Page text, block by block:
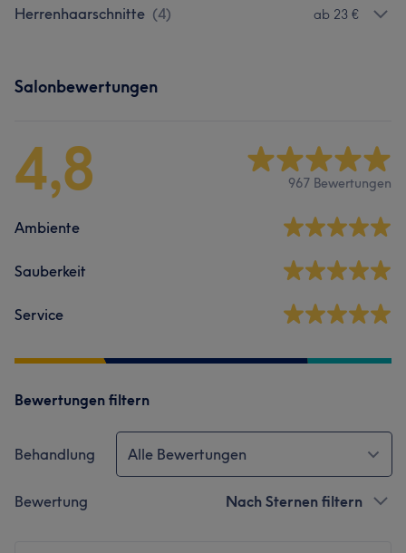
Herrenhaarschnitte (4) ab 23 €
Salonbewertungen
4,8 967 Bewertungen
Ambiente
Sauberkeit
Service
Bewertungen filtern
Behandlung Alle Bewertungen
Bewertung Nach Sternen filtern